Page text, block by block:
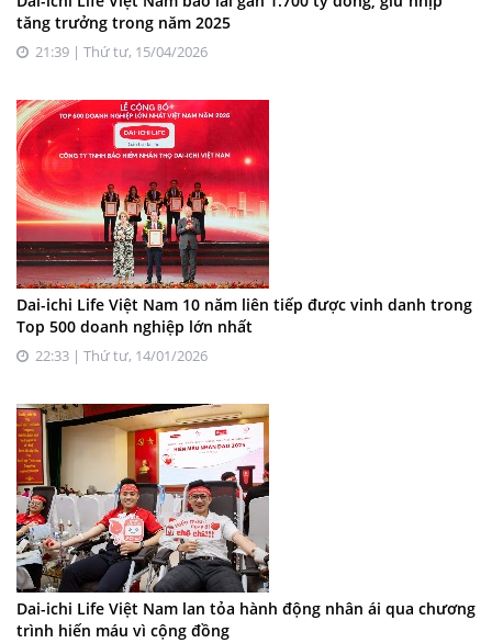
tăng trưởng trong năm 2025
21:39 | Thứ tư, 15/04/2026
Dai-ichi Life Việt Nam 10 năm liên tiếp được vinh danh trong
Top 500 doanh nghiệp lớn nhất
22:33 | Thứ tư, 14/01/2026
Dai-ichi Life Việt Nam lan tỏa hành động nhân ái qua chương
trình hiến máu vì cộng đồng